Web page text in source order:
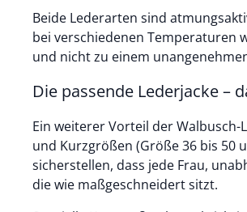
Beide Lederarten sind
bei verschiedenen Temperaturen
und nicht zu einem
Die passende Lederjacke –
Ein weiterer Vorteil der
und Kurzgrößen (Größe 36 bis 50
sicherstellen, dass jede Frau,
die wie maßgeschneidert sitzt.